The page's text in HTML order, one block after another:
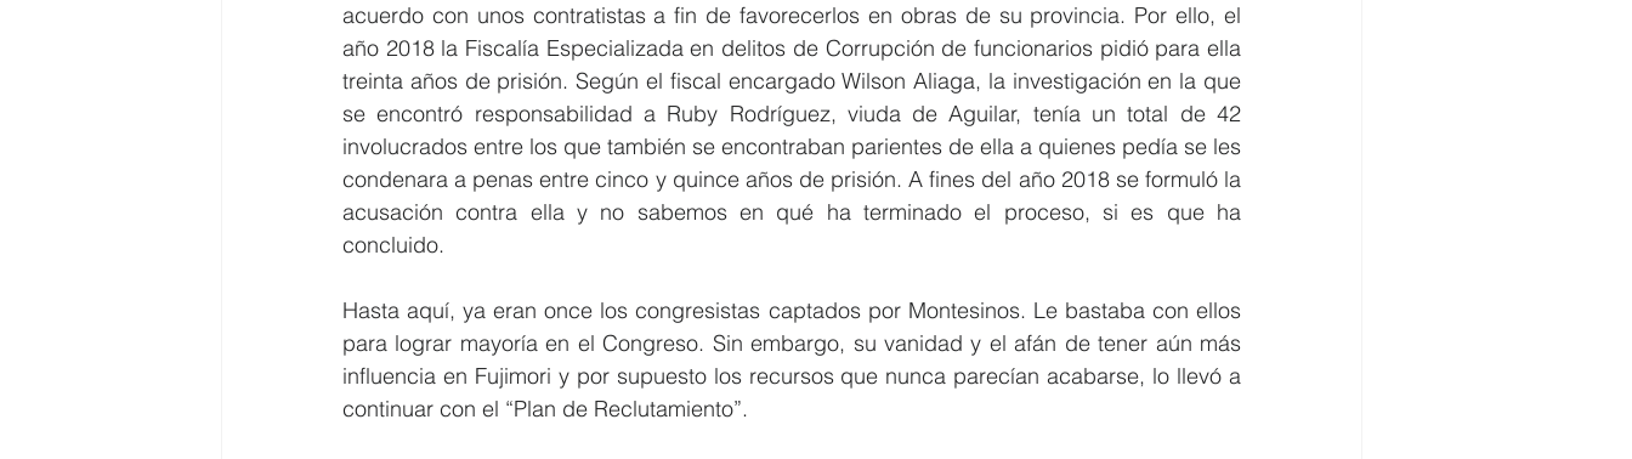
acuerdo con unos contratistas a fin de favorecerlos en obras de su provincia. Por ello, el
año 2018 la Fiscalía Especializada en delitos de Corrupción de funcionarios pidió para ella
treinta años de prisión. Según el fiscal encargado Wilson Aliaga, la investigación en la que
se encontró responsabilidad a Ruby Rodríguez, viuda de Aguilar, tenía un total de 42
involucrados entre los que también se encontraban parientes de ella a quienes pedía se les
condenara a penas entre cinco y quince años de prisión. A fines del año 2018 se formuló la
acusación contra ella y no sabemos en qué ha terminado el proceso, si es que ha
concluido.
Hasta aquí, ya eran once los congresistas captados por Montesinos. Le bastaba con ellos
para lograr mayoría en el Congreso. Sin embargo, su vanidad y el afán de tener aún más
influencia en Fujimori y por supuesto los recursos que nunca parecían acabarse, lo llevó a
continuar con el “Plan de Reclutamiento”.